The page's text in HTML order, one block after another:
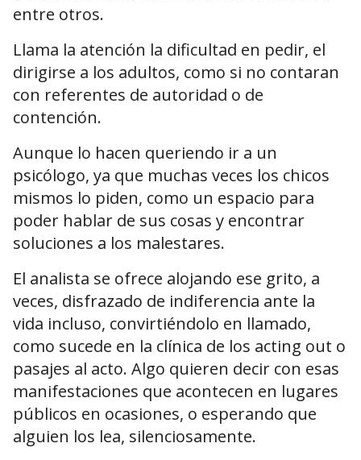
entre otros.
Llama la atención la dificultad en pedir, el
dirigirse a los adultos, como si no contaran
con referentes de autoridad o de
contención.
Aunque lo hacen queriendo ir a un
psicólogo, ya que muchas veces los chicos
mismos lo piden, como un espacio para
poder hablar de sus cosas y encontrar
soluciones a los malestares.
El analista se ofrece alojando ese grito, a
veces, disfrazado de indiferencia ante la
vida incluso, convirtiéndolo en llamado,
como sucede en la clínica de los acting out o
pasajes al acto. Algo quieren decir con esas
manifestaciones que acontecen en lugares
públicos en ocasiones, o esperando que
alguien los lea, silenciosamente.